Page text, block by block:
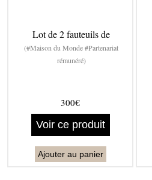
Lot de 2 fauteuils de
(#Maison du Monde #Partenariat
rémunéré)
300€
Voir ce produit
Ajouter au panier